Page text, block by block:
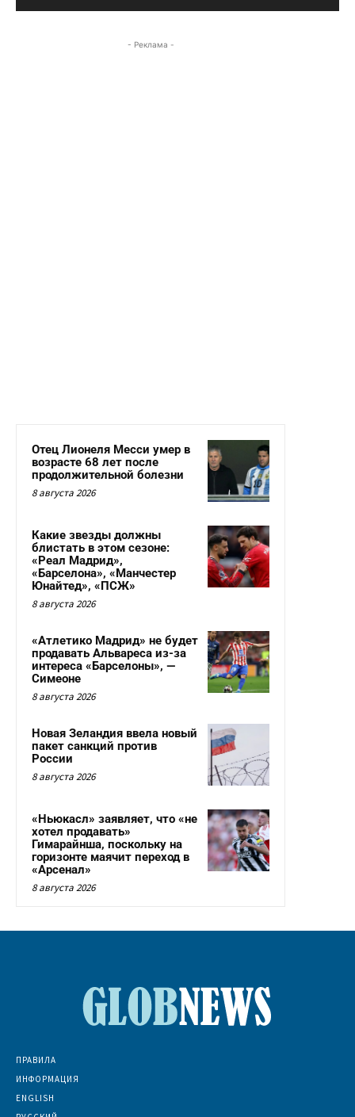
- Реклама -
Отец Лионеля Месси умер в
возрасте 68 лет после
продолжительной болезни
8 августа 2026
Какие звезды должны
блистать в этом сезоне:
«Реал Мадрид»,
«Барселона», «Манчестер
Юнайтед», «ПСЖ»
8 августа 2026
«Атлетико Мадрид» не будет
продавать Альвареса из-за
интереса «Барселоны», —
Симеоне
8 августа 2026
Новая Зеландия ввела новый
пакет санкций против
России
8 августа 2026
«Ньюкасл» заявляет, что «не
хотел продавать»
Гимарайнша, поскольку на
горизонте маячит переход в
«Арсенал»
8 августа 2026
ПРАВИЛА
ИНФОРМАЦИЯ
ENGLISH